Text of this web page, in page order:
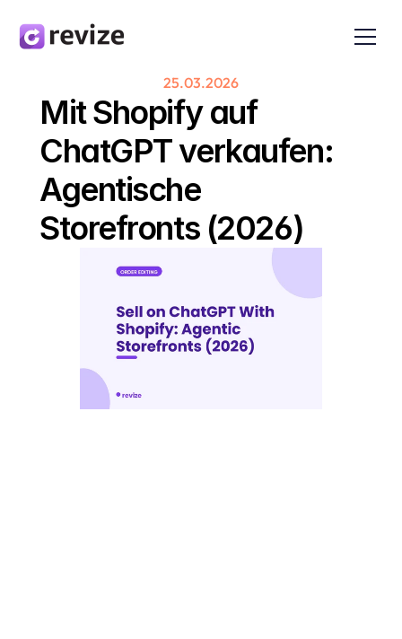
25.03.2026
Mit Shopify auf
ChatGPT verkaufen:
Agentische
Storefronts (2026)